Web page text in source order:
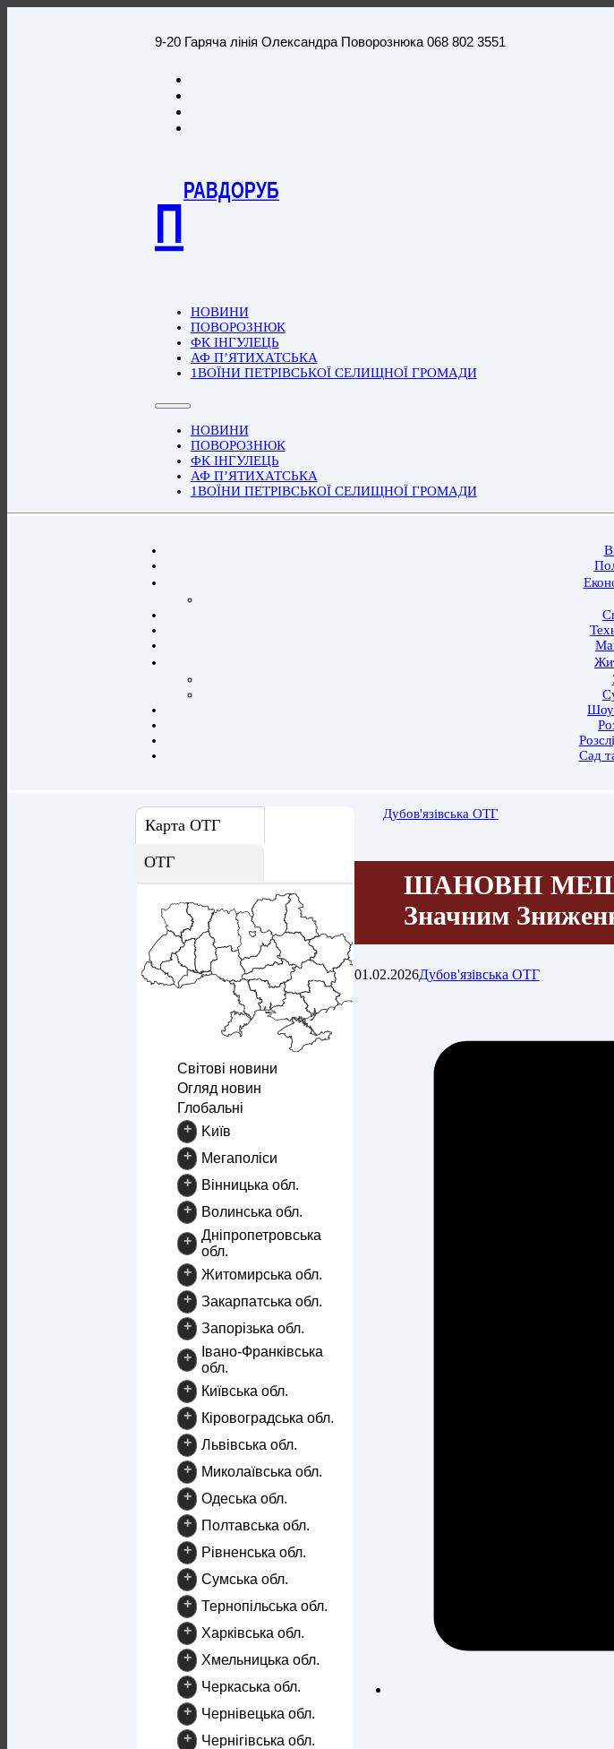
9-20 Гаряча лінія Олександра Поворознюка 068 802 3551
П
РАВДОРУБ
НОВИНИ
ПОВОРОЗНЮК
ФК ІНГУЛЕЦЬ
АФ П’ЯТИХАТСЬКА
1ВОЇНИ ПЕТРІВСЬКОЇ СЕЛИЩНОЇ ГРОМАДИ
НОВИНИ
ПОВОРОЗНЮК
ФК ІНГУЛЕЦЬ
АФ П’ЯТИХАТСЬКА
1ВОЇНИ ПЕТРІВСЬКОЇ СЕЛИЩНОЇ ГРОМАДИ
Шоу
Сад
Карта ОТГ
ОТГ
Світові новини
Огляд новин
Глобальні
+
Kиїв
+
Mегаполіси
+
Вінницька обл.
+
Волинська обл.
+
Дніпропетровська
обл.
+
Житомирська обл.
+
Закарпатська обл.
+
Запорізька обл.
+
Івано-Франківська
обл.
+
Київська обл.
+
Кіровоградська обл.
+
Львівська обл.
+
Миколаївська обл.
+
Одеська обл.
+
Полтавська обл.
+
Рівненська обл.
+
Сумська обл.
+
Тернопільська обл.
+
Харківська обл.
+
Хмельницька обл.
+
Черкаська обл.
+
Чернівецька обл.
+
Чернігівська обл.
Дубов'язівська ОТГ
ШАНОВНІ
Значним
01.02.2026Дубов'язівська ОТГ